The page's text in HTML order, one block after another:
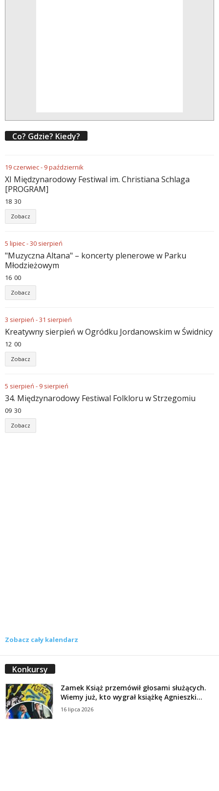
Co? Gdzie? Kiedy?
19czerwiec- 9październik
XI Międzynarodowy Festiwal im. Christiana Schlaga
[PROGRAM]
18 30
Zobacz
5 lipiec-30 sierpień
"Muzyczna Altana" – koncerty plenerowe w Parku
Młodzieżowym
16 00
Zobacz
3 sierpień -31 sierpień
Kreatywny sierpień w Ogródku Jordanowskim w Świdnicy
12 00
Zobacz
5 sierpień - 9 sierpień
34. Międzynarodowy Festiwal Folkloru w Strzegomiu
09 30
Zobacz
Zobacz cały kalendarz
Konkursy
Zamek Książ przemówił głosami służących.
Wiemy już, kto wygrał książkę Agnieszki...
16 lipca 2026